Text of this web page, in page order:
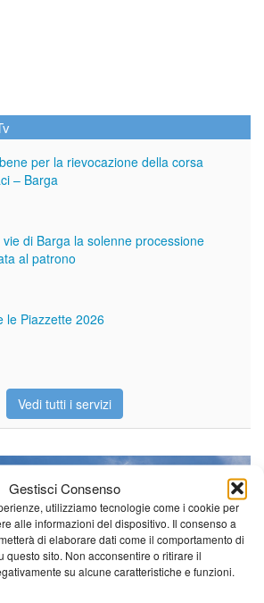
Gestisci Consenso
utilizziamo tecnologie come i cookie per
alle informazioni del dispositivo. Il consenso a
di elaborare dati come il comportamento di
questo sito. Non acconsentire o ritirare il
su alcune caratteristiche e funzioni.
per la rievocazione della corsa
– Barga
vie di Barga la solenne processione
al patrono
le Piazzette 2026
Vedi tutti i servizi
tempo di questo fine
temperature ancora